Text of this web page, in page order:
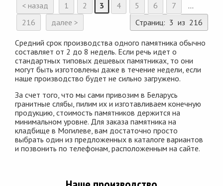
< назад 1 2 3 4 5 6 7
...
216
далее > Страниц: 3 из 216
Средний срок производства одного памятника обычно
составляет от 2 до 8 недель. Если речь идет о
стандартных типовых дешевых памятниках, то они
могут быть изготовлены даже в течение недели, если
наше производство будет не сильно загружено.
За счет того, что мы сами привозим в Беларусь
гранитные слябы, пилим их и изготавливаем конечную
продукцию, стоимость памятников держится на
минимальном уровне. Для заказа памятника на
кладбище в Могилеве, вам достаточно просто
выбрать один из предложенных в каталоге вариантов
и позвонить по телефонам, расположенным на сайте.